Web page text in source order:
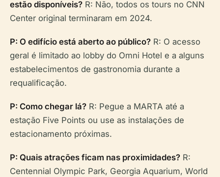
estão disponíveis? R: Não, todos os tours no CNN
Center original terminaram em 2024.
P: O edifício está aberto ao público? R: O acesso
geral é limitado ao lobby do Omni Hotel e a alguns
estabelecimentos de gastronomia durante a
requalificação.
P: Como chegar lá? R: Pegue a MARTA até a
estação Five Points ou use as instalações de
estacionamento próximas.
P: Quais atrações ficam nas proximidades? R:
Centennial Olympic Park, Georgia Aquarium, World